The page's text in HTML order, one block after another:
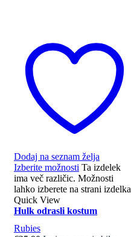
Dodaj na seznam želja
Izberite možnosti Ta izdelek
ima več različic. Možnosti
lahko izberete na strani izdelka
Quick View
Hulk odrasli kostum
Rubies